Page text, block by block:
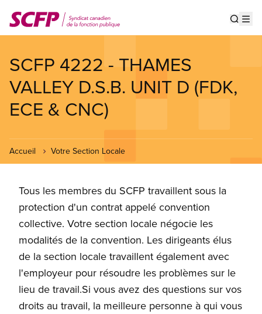
au
contenu
SCFP 4222 - THAMES
VALLEY D.S.B. UNIT D (FDK,
ECE & CNC)
Accueil Votre Section Locale
Tous les membres du SCFP travaillent sous la
protection d'un contrat appelé convention
collective. Votre section locale négocie les
modalités de la convention. Les dirigeants élus
de la section locale travaillent également avec
l'employeur pour résoudre les problèmes sur le
lieu de travail.Si vous avez des questions sur vos
droits au travail, la meilleure personne à qui vous